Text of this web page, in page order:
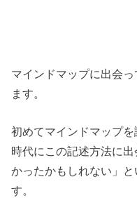
マインドマップに出会
ます。
初めてマインドマップ
時代にこの記述方法に
かったかもしれない」
す。